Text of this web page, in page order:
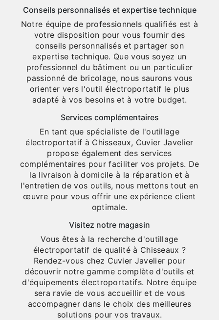
Conseils personnalisés et expertise technique
Notre équipe de professionnels qualifiés est à
votre disposition pour vous fournir des
conseils personnalisés et partager son
expertise technique. Que vous soyez un
professionnel du bâtiment ou un particulier
passionné de bricolage, nous saurons vous
orienter vers l'outil électroportatif le plus
adapté à vos besoins et à votre budget.
Services complémentaires
En tant que spécialiste de l'outillage
électroportatif à Chisseaux, Cuvier Javelier
propose également des services
complémentaires pour faciliter vos projets. De
la livraison à domicile à la réparation et à
l'entretien de vos outils, nous mettons tout en
œuvre pour vous offrir une expérience client
optimale.
Visitez notre magasin
Vous êtes à la recherche d'outillage
électroportatif de qualité à Chisseaux ?
Rendez-vous chez Cuvier Javelier pour
découvrir notre gamme complète d'outils et
d'équipements électroportatifs. Notre équipe
sera ravie de vous accueillir et de vous
accompagner dans le choix des meilleures
solutions pour vos travaux.